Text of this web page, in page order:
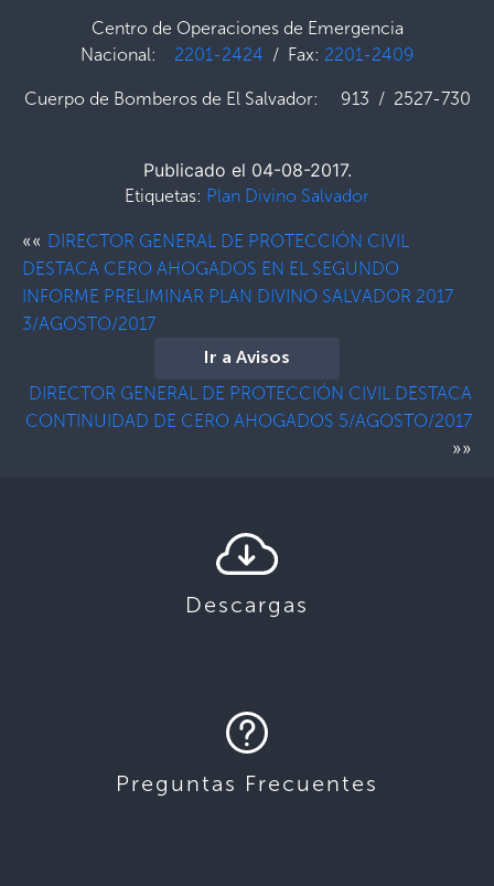
Centro de Operaciones de Emergencia
Nacional: 2201-2424 / Fax: 2201-2409
Cuerpo de Bomberos de El Salvador: 913 / 2527-730
Publicado el 04-08-2017.
Etiquetas: Plan Divino Salvador
«« DIRECTOR GENERAL DE PROTECCIÓN CIVIL
DESTACA CERO AHOGADOS EN EL SEGUNDO
INFORME PRELIMINAR PLAN DIVINO SALVADOR 2017
3/AGOSTO/2017
Ir a Avisos
DIRECTOR GENERAL DE PROTECCIÓN CIVIL DESTACA
CONTINUIDAD DE CERO AHOGADOS 5/AGOSTO/2017
»»
Descargas
Preguntas Frecuentes